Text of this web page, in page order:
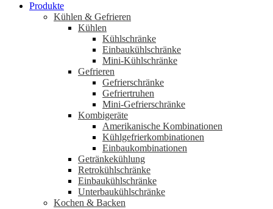
Produkte
Kühlen & Gefrieren
Kühlen
Kühlschränke
Einbaukühlschränke
Mini-Kühlschränke
Gefrieren
Gefrierschränke
Gefriertruhen
Mini-Gefrierschränke
Kombigeräte
Amerikanische Kombinationen
Kühlgefrierkombinationen
Einbaukombinationen
Getränkekühlung
Retrokühlschränke
Einbaukühlschränke
Unterbaukühlschränke
Kochen & Backen